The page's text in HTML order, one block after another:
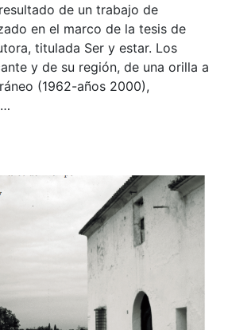
de un trabajo de
en el marco de la tesis de
titulada Ser y estar. Los
y de su región, de una orilla a
(1962-años 2000),